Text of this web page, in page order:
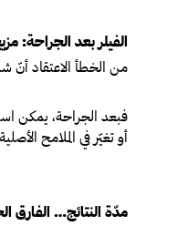
الفيلر بعد الجراحة:
من الخطأ الاعتقاد أنّ
فبعد الجراحة، يمكن
أو تغيّر في الملامح
مدّة النتائج… الفارق